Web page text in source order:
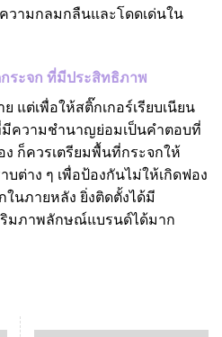
วามกลมกลืนและโดดเด่นใน
ระจก ที่มีประสิทธิภาพ
แต่เพื่อให้สติ๊กเกอร์เรียบเนียน
ความชำนาญย่อมเป็นคำตอบที่
ง ก็ควรเตรียมพื้นที่กระจกให้
ต่าง ๆ เพื่อป้องกันไม่ให้เกิดฟอง
นภายหลัง ยิ่งติดตั้งได้มี
ริมภาพลักษณ์แบรนด์ได้มาก